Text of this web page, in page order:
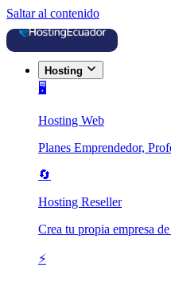
Saltar al contenido
Hosting
🖥️
Hosting Web
Planes Emprendedor,
🔄
Hosting Reseller
Crea tu propia empresa
⚡